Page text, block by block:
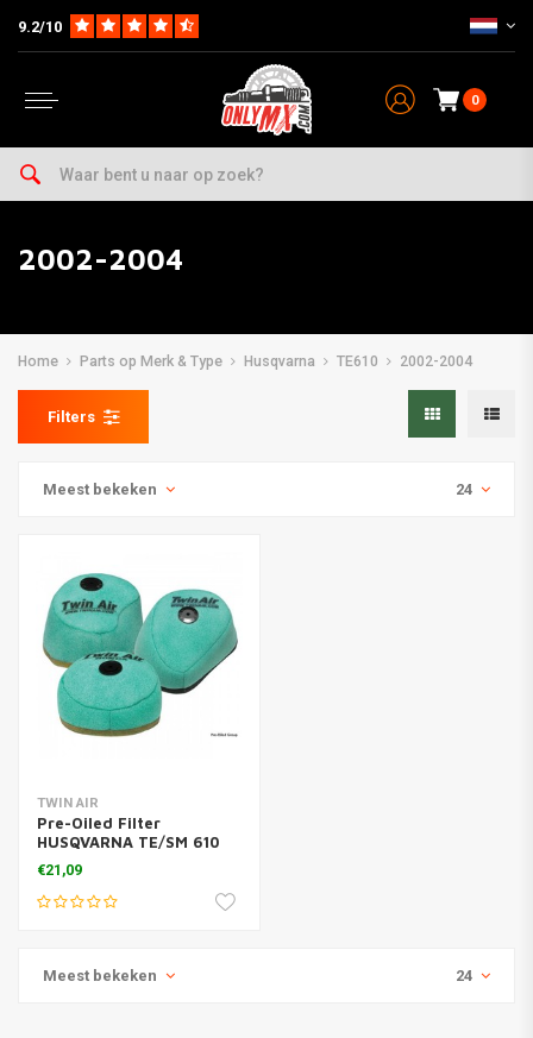
9.2/10
0
2002-2004
Home Parts op Merk & Type Husqvarna TE610 2002-2004
Filters
Meest bekeken 24
TWIN AIR
Pre-Oiled Filter
HUSQVARNA TE/SM 610
'91-08
€21,09
Meest bekeken 24